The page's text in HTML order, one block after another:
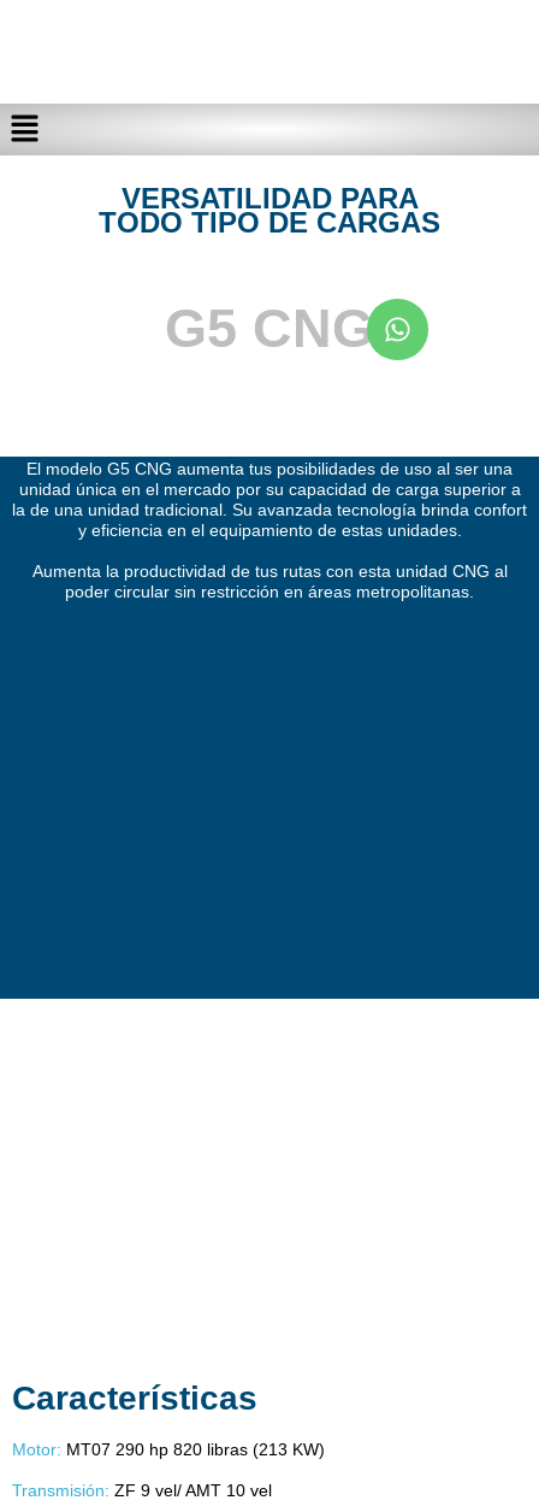
VERSATILIDAD PARA
TODO TIPO DE CARGAS
G5 CNG
El modelo G5 CNG aumenta tus posibilidades de uso al ser una
unidad única en el mercado por su capacidad de carga superior a
la de una unidad tradicional. Su avanzada tecnología brinda confort
y eficiencia en el equipamiento de estas unidades.
Aumenta la productividad de tus rutas con esta unidad CNG al
poder circular sin restricción en áreas metropolitanas.
Características
Motor: MT07 290 hp 820 libras (213 KW)
Transmisión: ZF 9 vel/ AMT 10 vel